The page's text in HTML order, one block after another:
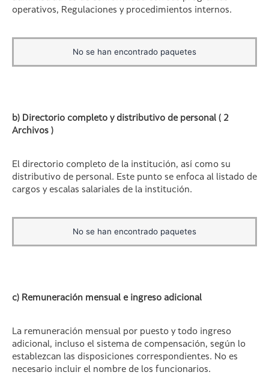
operativos, Regulaciones y procedimientos internos.
No se han encontrado paquetes
b) Directorio completo y distributivo de personal ( 2
Archivos )
El directorio completo de la institución, así como su
distributivo de personal. Este punto se enfoca al listado de
cargos y escalas salariales de la institución.
No se han encontrado paquetes
c) Remuneración mensual e ingreso adicional
La remuneración mensual por puesto y todo ingreso
adicional, incluso el sistema de compensación, según lo
establezcan las disposiciones correspondientes. No es
necesario incluir el nombre de los funcionarios.